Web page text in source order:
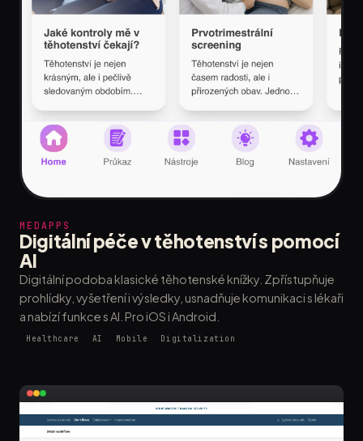
MEDAPPS
Digitální péče v těhotenství s pomocí
AI
Digitální podoba klasické těhotenské knížky. Zpřístupňuje
prohlídky, vyšetření i výsledky, usnadňuje komunikaci s lékaři
a nabízí funkce s AI. Pro iOS i Android.
Healthcare AI Mobile Digitalization